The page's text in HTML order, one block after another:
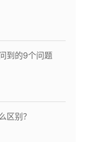
到的9个问题
区别？